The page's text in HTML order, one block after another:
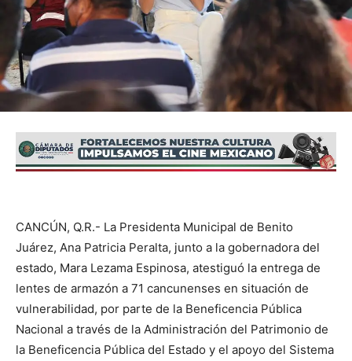
CANCÚN, Q.R.- La Presidenta Municipal de Benito
Juárez, Ana Patricia Peralta, junto a la gobernadora del
estado, Mara Lezama Espinosa, atestiguó la entrega de
lentes de armazón a 71 cancunenses en situación de
vulnerabilidad, por parte de la Beneficencia Pública
Nacional a través de la Administración del Patrimonio de
la Beneficencia Pública del Estado y el apoyo del Sistema